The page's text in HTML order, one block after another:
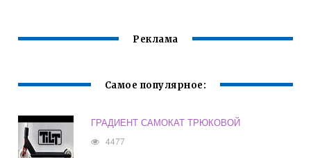
Реклама
Самое популярное:
ГРАДИЕНТ САМОКАТ ТРЮКОВОЙ
4477